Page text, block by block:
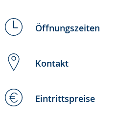
Öffnungszeiten
Kontakt
Eintrittspreise